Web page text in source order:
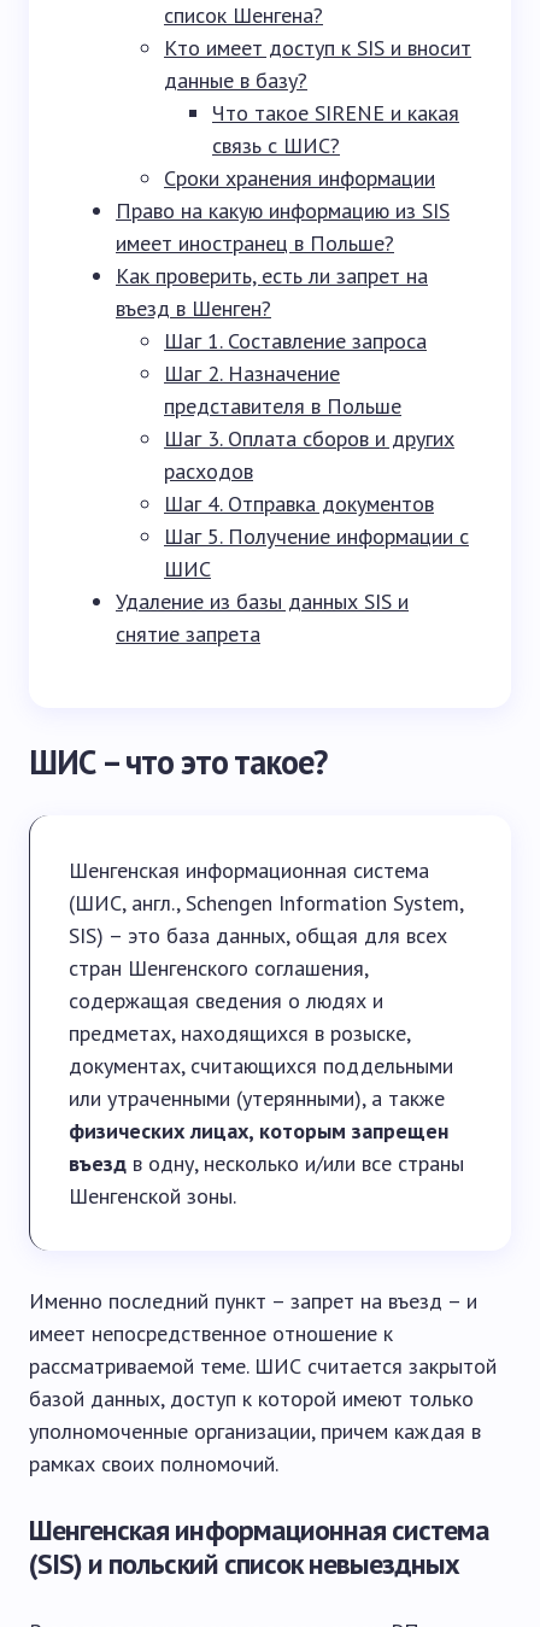
список Шенгена?
Кто имеет доступ к SIS и вносит
данные в базу?
Что такое SIRENE и какая
связь с ШИС?
Сроки хранения информации
Право на какую информацию из SIS
имеет иностранец в Польше?
Как проверить, есть ли запрет на
въезд в Шенген?
Шаг 1. Составление запроса
Шаг 2. Назначение
представителя в Польше
Шаг 3. Оплата сборов и других
расходов
Шаг 4. Отправка документов
Шаг 5. Получение информации с
ШИС
Удаление из базы данных SIS и
снятие запрета
ШИС – что это такое?
Шенгенская информационная система
(ШИС, англ., Schengen Information System,
SIS) – это база данных, общая для всех
стран Шенгенского соглашения,
содержащая сведения о людях и
предметах, находящихся в розыске,
документах, считающихся поддельными
или утраченными (утерянными), а также
физических лицах, которым запрещен
въезд в одну, несколько и/или все страны
Шенгенской зоны.
Именно последний пункт – запрет на въезд – и
имеет непосредственное отношение к
рассматриваемой теме. ШИС считается закрытой
базой данных, доступ к которой имеют только
уполномоченные организации, причем каждая в
рамках своих полномочий.
Шенгенская информационная система
(SIS) и польский список невыездных